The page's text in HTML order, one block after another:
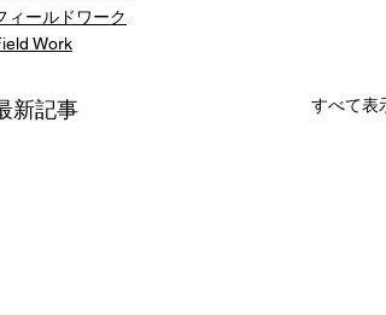
ィールドワーク
Work
新記事 すべて表示